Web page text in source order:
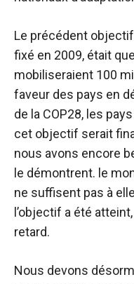
Le précédent
fixé en 2009, était
mobiliseraient 100
faveur des pays en
de la COP28, les
cet objectif serait
nous avons encore
le démontrent. le
ne suffisent pas à
l’objectif a été
retard.
Nous devons